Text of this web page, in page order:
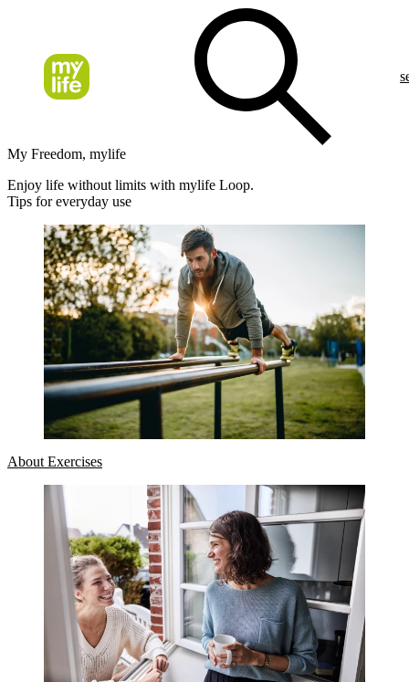
My Freedom, mylife
Enjoy life without limits with mylife Loop.
Tips for everyday use
About Exercises